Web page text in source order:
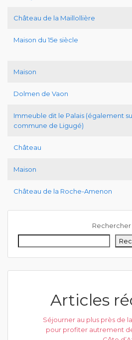
Château de la Maillollière
Maison du 15e siècle
Maison
Dolmen de Vaon
Immeuble dit le Palais (également
commune de Ligugé)
Château
Maison
Château de la Roche-Amenon
Rechercher
Articles
Séjourner au plus près de
pour profiter autrement